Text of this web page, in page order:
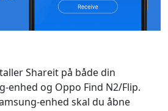
Shareit på både din
enhed og Oppo Find N2/Flip.
enhed skal du åbne